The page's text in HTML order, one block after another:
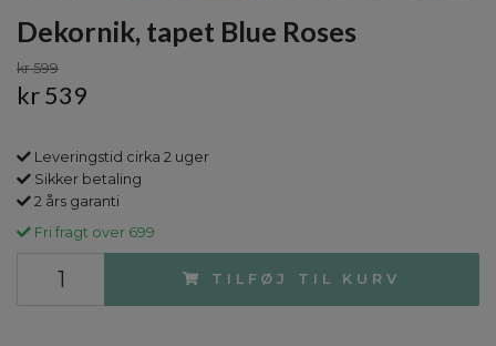
Dekornik, tapet Blue Roses
kr 599
kr 539
Leveringstid cirka 2 uger
Sikker betaling
2 års garanti
Fri fragt over 699
TILFØJ TIL KURV